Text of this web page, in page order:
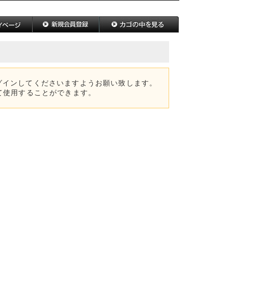
ンしてくださいますようお願い致します。
使用することができます。